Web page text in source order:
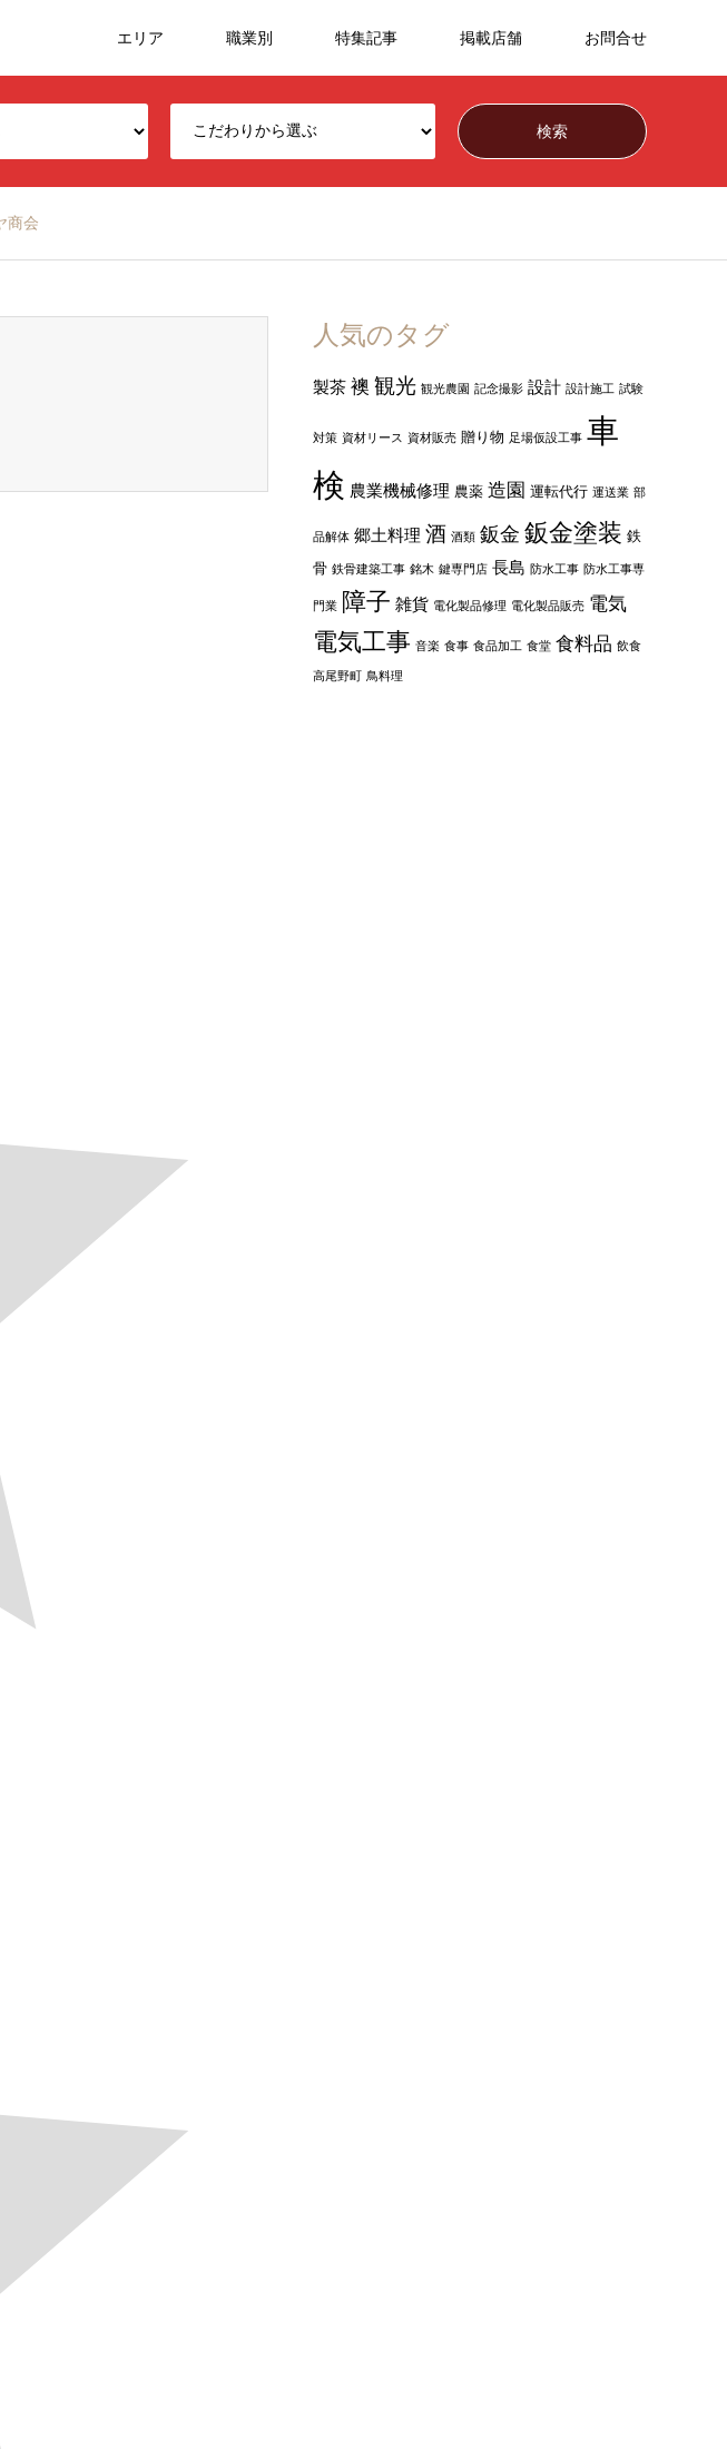
エリア 職業別 特集記事 掲載店舗 お問合せ
商会
人気のタグ
製茶 襖 観光 観光農園 記念撮影 設計 設計施工 試験
対策 資材リース 資材販売 贈り物 足場仮設工事 車
検 農業機械修理 農薬 造園 運転代行 運送業 部
品解体 郷土料理 酒 酒類 鈑金 鈑金塗装 鉄
骨 鉄骨建築工事 銘木 鍵専門店 長島 防水工事 防水工事専
門業 障子 雑貨 電化製品修理 電化製品販売 電気
電気工事 音楽 食事 食品加工 食堂 食料品 飲食
高尾野町 鳥料理